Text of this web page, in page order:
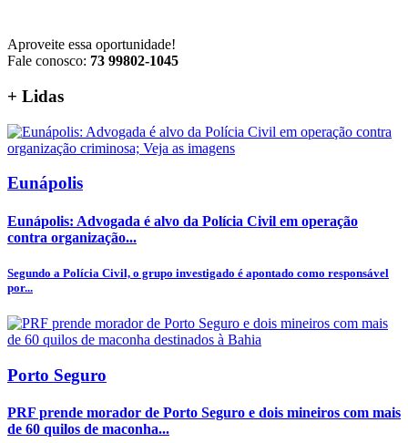
Aproveite essa oportunidade!
Fale conosco: 73 99802-1045
+ Lidas
Eunápolis
Eunápolis: Advogada é alvo da Polícia Civil em operação
contra organização...
Segundo a Polícia Civil, o grupo investigado é apontado como responsável
por...
Porto Seguro
PRF prende morador de Porto Seguro e dois mineiros com mais
de 60 quilos de maconha...